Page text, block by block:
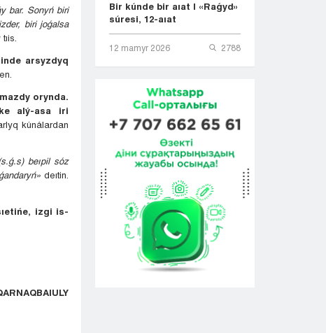
bar. Sonyń biri
biri joǵalsa
arsyzdyq
orynda.
alý-asa iri
kúnálardan
beıpil sóz
deıtin.
izgi is-
Bir kúnde bir aıat | «Raǵyd»
súresi, 12-aıat
12 mamyr 2026 2788